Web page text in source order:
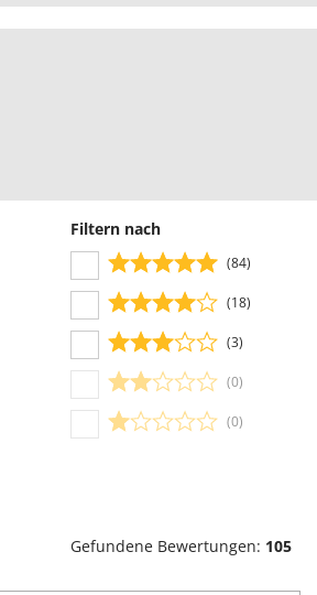
Filtern nach
(84)
(18)
(3)
(0)
(0)
Gefundene Bewertungen: 105